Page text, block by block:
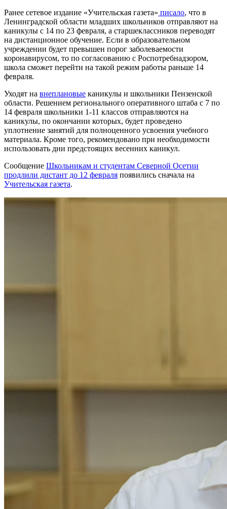
Ранее сетевое издание «Учительская газета» писало, что в
Ленинградской области младших школьников отправляют на
каникулы с 14 по 23 февраля, а старшеклассников переводят
на дистанционное обучение. Если в образовательном
учреждении будет превышен порог заболеваемости
коронавирусом, то по согласованию с Роспотребнадзором,
школа сможет перейти на такой режим работы раньше 14
февраля.
Уходят на внеплановые каникулы и школьники Пензенской
области. Решением регионального оперативного штаба с 7 по
14 февраля школьники 1-11 классов отправляются на
каникулы, по окончании которых, будет проведено
уплотнение занятий для полноценного усвоения учебного
материала. Кроме того, рекомендовано при необходимости
использовать дни предстоящих весенних каникул.
Сообщение Школьникам и студентам Северной Осетии
продлили дистант до 12 февраля появились сначала на
Учительская газета.